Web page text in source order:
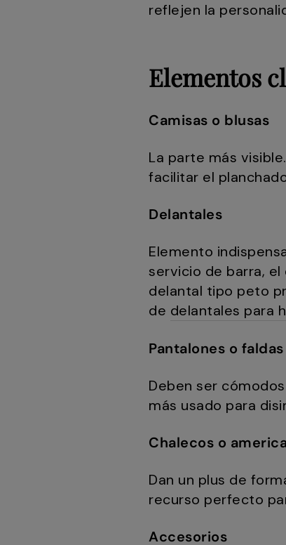
reflejen la
Elementos
Camisas o blusas
La parte más
facilitar el
Delantales
Elemento
servicio de barra,
delantal tipo peto
de delantales para
Pantalones o faldas
Deben ser
más usado para
Chalecos o
Dan un plus de
recurso perfecto
Accesorios